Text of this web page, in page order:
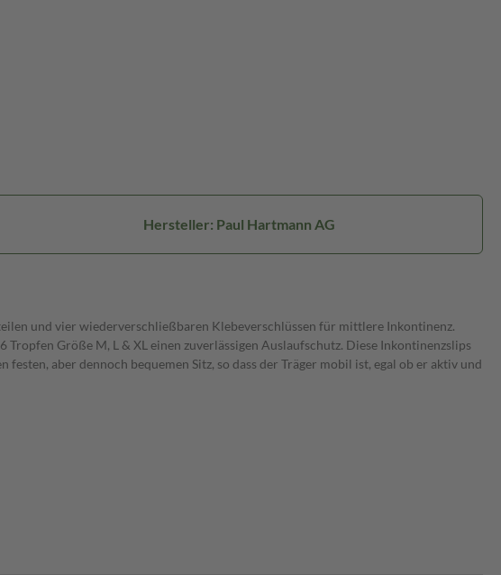
Hersteller: Paul Hartmann AG
und vier wiederverschließbaren Klebeverschlüssen für mittlere Inkontinenz.
Größe M, L & XL einen zuverlässigen Auslaufschutz. Diese Inkontinenzslips
aber dennoch bequemen Sitz, so dass der Träger mobil ist, egal ob er aktiv und